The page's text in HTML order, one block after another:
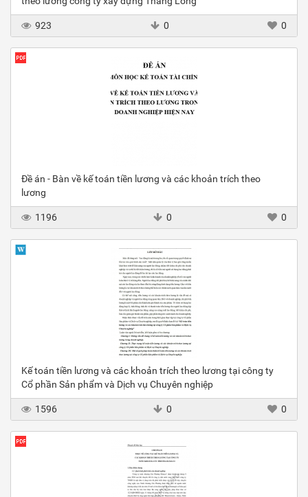
923 0 0
Đề án - Bàn về kế toán tiền lương và các khoản trích theo
lương
1196 0 0
Kế toán tiền lương và các khoản trích theo lương tại công ty
Cổ phần Sản phẩm và Dịch vụ Chuyên nghiệp
1596 0 0